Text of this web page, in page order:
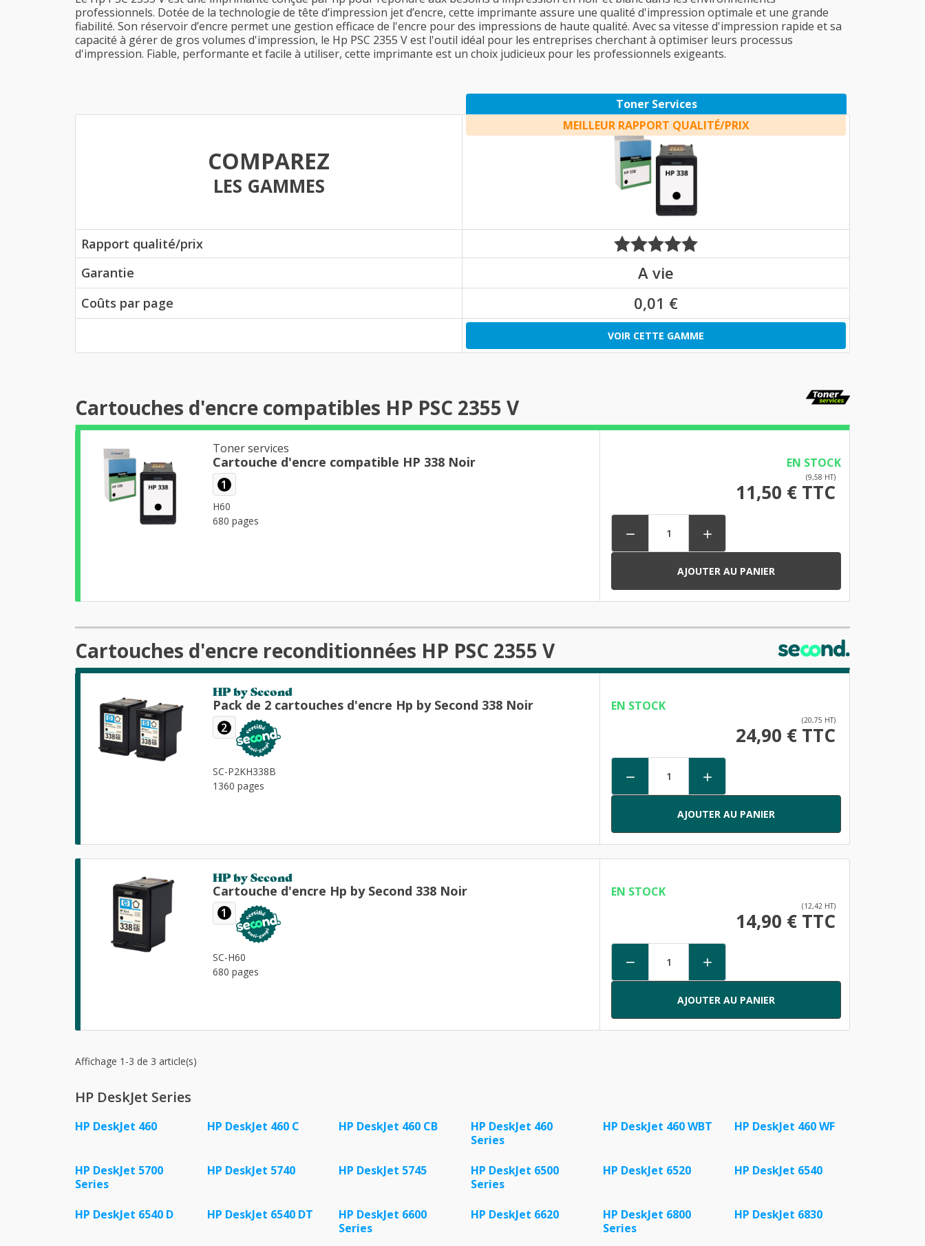
professionnels. Dotée de la technologie de tête d’impression jet d’encre, cette imprimante assure une qualité d'impression optimale et une grande
fiabilité. Son réservoir d’encre permet une gestion efficace de l'encre pour des impressions de haute qualité. Avec sa vitesse d'impression rapide et sa
capacité à gérer de gros volumes d'impression, le Hp PSC 2355 V est l'outil idéal pour les entreprises cherchant à optimiser leurs processus
d'impression. Fiable, performante et facile à utiliser, cette imprimante est un choix judicieux pour les professionnels exigeants.
Toner Services
COMPAREZ
LES GAMMES
MEILLEUR RAPPORT QUALITÉ/PRIX
Rapport qualité/prix
Garantie
A vie
Coûts par page 0,01 €
VOIR CETTE GAMME
Cartouches d'encre compatibles HP PSC 2355 V
Toner services
Cartouche d'encre compatible HP 338 Noir
1
H60
680 pages
EN STOCK
(9,58 HT)
11,50 € TTC
 
AJOUTER AU PANIER
Cartouches d'encre reconditionnées HP PSC 2355 V
HP by Second
Pack de 2 cartouches d'encre Hp by Second 338 Noir
2
SC-P2KH338B
1360 pages
EN STOCK
(20,75 HT)
24,90 € TTC
 
AJOUTER AU PANIER
HP by Second
Cartouche d'encre Hp by Second 338 Noir
1
SC-H60
680 pages
EN STOCK
(12,42 HT)
14,90 € TTC
 
AJOUTER AU PANIER
Affichage 1-3 de 3 article(s)
HP DeskJet Series
HP DeskJet 460 HP DeskJet 460 C HP DeskJet 460 CB
HP DeskJet 460
Series
HP DeskJet 460 WBT HP DeskJet 460 WF
HP DeskJet 5700
Series
HP DeskJet 5740 HP DeskJet 5745
HP DeskJet 6500
Series
HP DeskJet 6520 HP DeskJet 6540
HP DeskJet 6540 D HP DeskJet 6540 DT
HP DeskJet 6600
Series
HP DeskJet 6620
HP DeskJet 6800
Series
HP DeskJet 6830